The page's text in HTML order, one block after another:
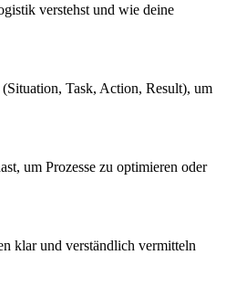
verstehst und wie deine
Task, Action, Result), um
um Prozesse zu optimieren oder
klar und verständlich vermitteln